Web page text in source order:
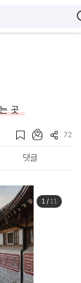
곳
72
댓글
1/ 11